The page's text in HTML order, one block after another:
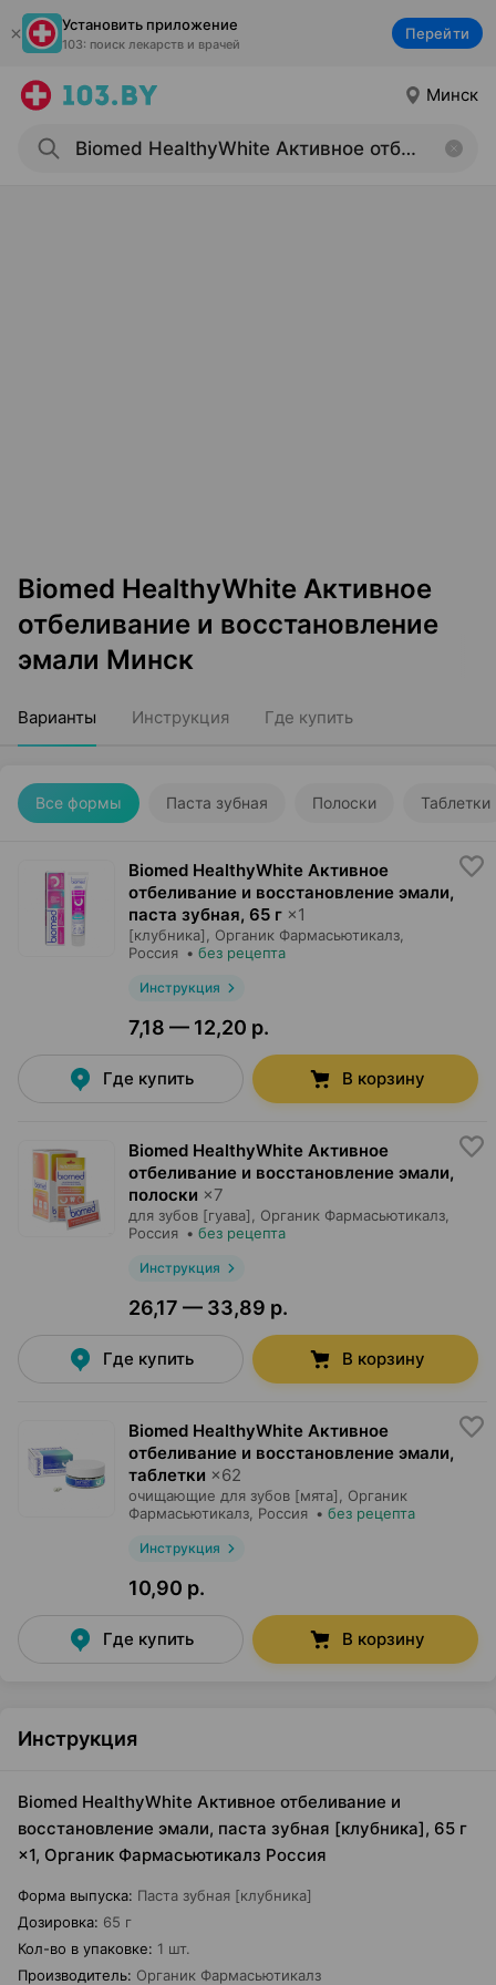
Установить приложение
103: поиск лекарств и врачей
Перейти
Минск
Biomed HealthyWhite Активное
отбеливание и восстановление
эмали Минск
Варианты Инструкция Где купить
Все формы Паста зубная Полоски Таблетки
Biomed HealthyWhite Активное
отбеливание и восстановление эмали,
паста зубная, 65 г ×1
[клубника], Органик Фармасьютикалз
Россия • без рецепта
Инструкция
7,18 — 12,20 р.
Где купить В корзину
Biomed HealthyWhite Активное
отбеливание и восстановление эмали,
полоски ×7
для зубов [гуава], Органик Фармасьютикалз
Россия • без рецепта
Инструкция
26,17 — 33,89 р.
Где купить В корзину
Biomed HealthyWhite Активное
отбеливание и восстановление эмали,
таблетки ×62
очищающие для зубов [мята],
Органик
Фармасьютикалз , Россия • без рецепта
Инструкция
10,90 р.
Где купить В корзину
Инструкция
Biomed HealthyWhite Активное отбеливание и
восстановление эмали, паста зубная [клубника], 65 г
×1, Органик Фармасьютикалз Россия
Форма выпуска: Паста зубная [клубника]
Дозировка: 65 г
Кол-во в упаковке: 1 шт.
Производитель: Органик Фармасьютикалз